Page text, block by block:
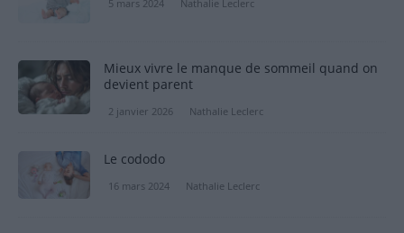
5 mars 2024 Nathalie Leclerc
Mieux vivre le manque de sommeil quand on
devient parent
2 janvier 2026 Nathalie Leclerc
Le cododo
16 mars 2024 Nathalie Leclerc